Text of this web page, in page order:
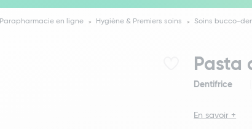
Parapharmacie en ligne Hygiène & Premiers soins Soins bucco-
Pasta
Dentifrice
En savoir +